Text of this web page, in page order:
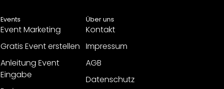
Events
Event Marketing
Gratis Event erstellen
Anleitung Event
Eingabe
Über uns
Kontakt
Impressum
AGB
Datenschutz